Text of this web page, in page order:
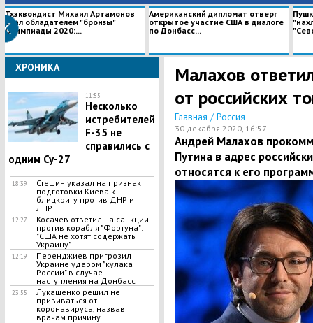
Тхэквондист Михаил Артамонов
стал обладателем "бронзы"
Олимпиады 2020:...
Американский дипломат отверг
открытое участие США в диалоге
по Донбасс...
ХРОНИКА
11:55
Несколько
истребителей
F-35 не
справились с
одним Су-27
18:39
Стешин указал на признак
подготовки Киева к
блицкригу против ДНР и
ЛНР
12:27
​Косачев ответил на санкции
против корабля "Фортуна":
"США не хотят содержать
Украину"
12:19
Перенджиев пригрозил
Украине ударом "кулака
России" в случае
наступления на Донбасс
23:55
Лукашенко решил не
прививаться от
коронавируса, назвав
врачам причину
Малахов
от российских
Главная / Россия
30 декабря 2020, 16:57
Андрей Малахов
Путина в адрес
относятся к его